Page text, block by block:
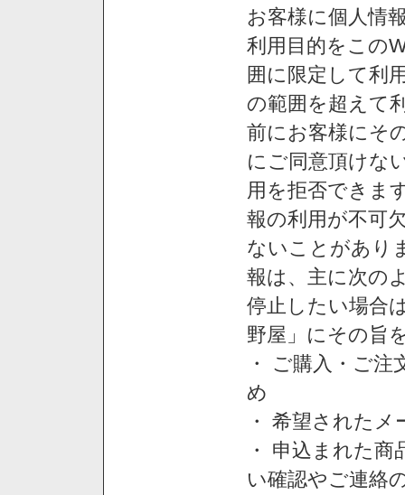
お客様に個人情
利用目的をこの
囲に限定して利
の範囲を超えて
前にお客様にそ
にご同意頂けな
用を拒否できま
報の利用が不可
ないことがあり
報は、主に次の
停止したい場合
野屋」にその旨
・ ご購入・ご
め
・ 希望された
・ 申込まれた
い確認やご連絡